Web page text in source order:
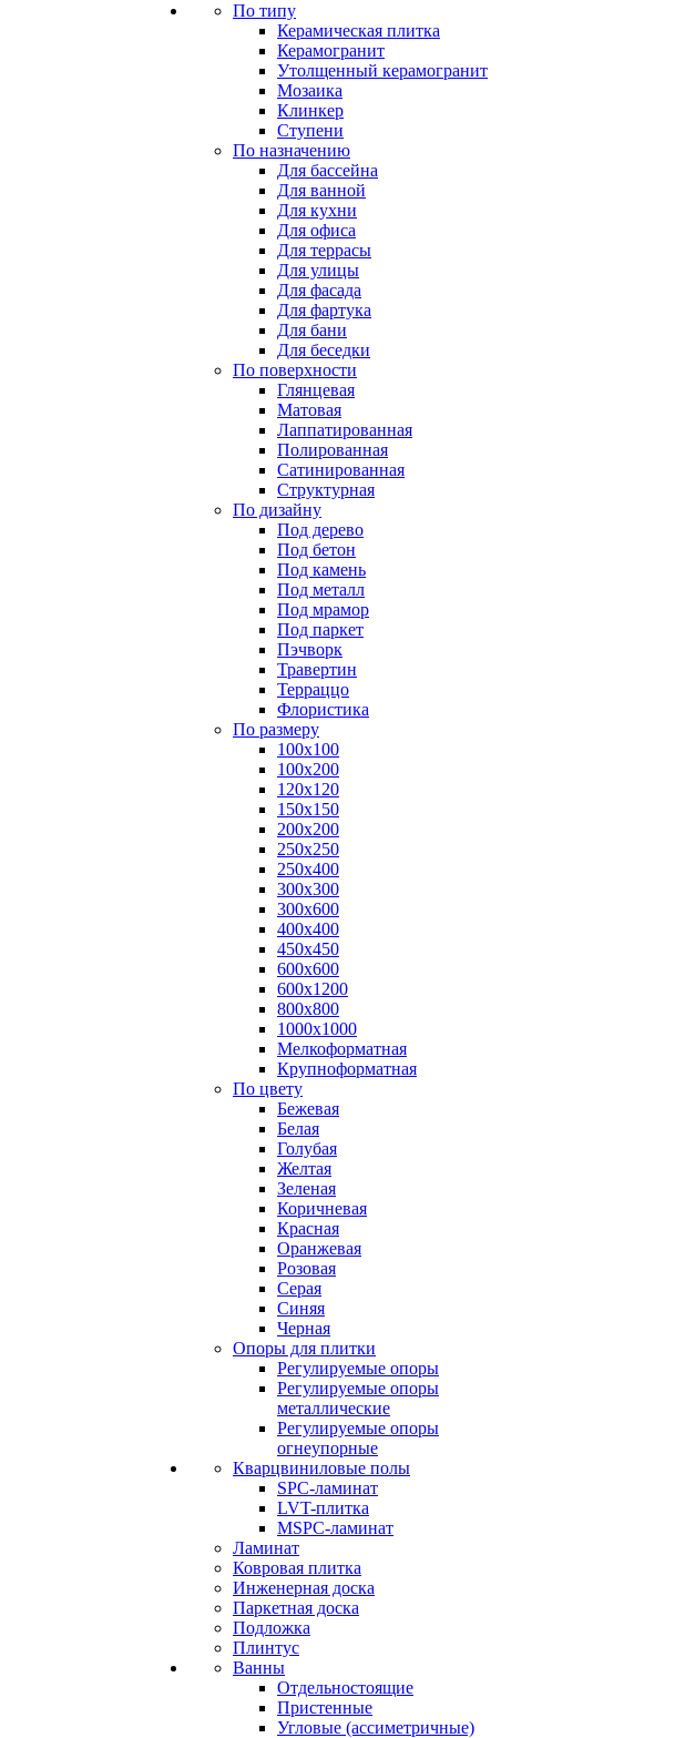
По типу
Керамическая плитка
Керамогранит
Утолщенный керамогранит
Мозаика
Клинкер
Ступени
По назначению
Для бассейна
Для ванной
Для кухни
Для офиса
Для террасы
Для улицы
Для фасада
Для фартука
Для бани
Для беседки
По поверхности
Глянцевая
Матовая
Лаппатированная
Полированная
Сатинированная
Структурная
По дизайну
Под дерево
Под бетон
Под камень
Под металл
Под мрамор
Под паркет
Пэчворк
Травертин
Терраццо
Флористика
По размеру
100х100
100х200
120х120
150х150
200х200
250х250
250х400
300х300
300х600
400х400
450х450
600х600
600х1200
800х800
1000х1000
Мелкоформатная
Крупноформатная
По цвету
Бежевая
Белая
Голубая
Желтая
Зеленая
Коричневая
Красная
Оранжевая
Розовая
Серая
Синяя
Черная
Опоры для плитки
Регулируемые опоры
Регулируемые опоры
металлические
Регулируемые опоры
огнеупорные
Кварцвиниловые полы
SPC-ламинат
LVT-плитка
MSPC-ламинат
Ламинат
Ковровая плитка
Инженерная доска
Паркетная доска
Подложка
Плинтус
Ванны
Отдельностоящие
Пристенные
Угловые (ассиметричные)